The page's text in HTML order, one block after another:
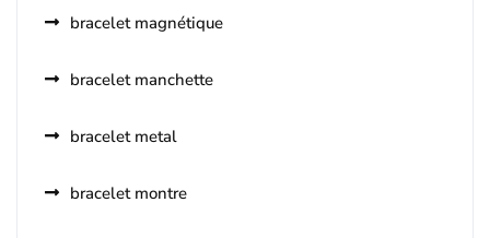
bracelet magnétique
bracelet manchette
bracelet metal
bracelet montre